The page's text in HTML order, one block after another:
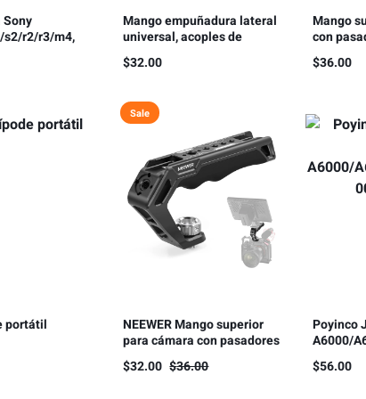
r2/r3/m4,
Mango empuñadura lateral
universal, acoples de
1/4″-20
$32.00
Mango
con
para
$36.00
portátil
Sale
NEEWER Mango superior
para cámara con pasadores
de localización ARRI de 3/8
pulgadas
$36.00
$32.00
Poyinco
A6000/
0, JN-132
$56.00